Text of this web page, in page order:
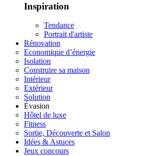
Inspiration
Tendance
Portrait d'artiste
Rénovation
Economique d’énergie
Isolation
Construire sa maison
Intérieur
Extérieur
Solution
Évasion
Hôtel de luxe
Fitness
Sortie, Découverte et Salon
Idées & Astuces
Jeux concours